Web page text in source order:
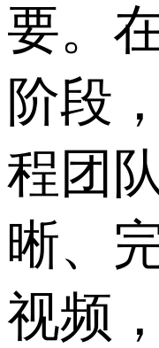
要。
阶段
程团
晰、
视频